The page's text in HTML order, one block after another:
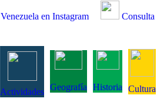
en Instagram
Consulta
Actividades Geografía Historia Cultura